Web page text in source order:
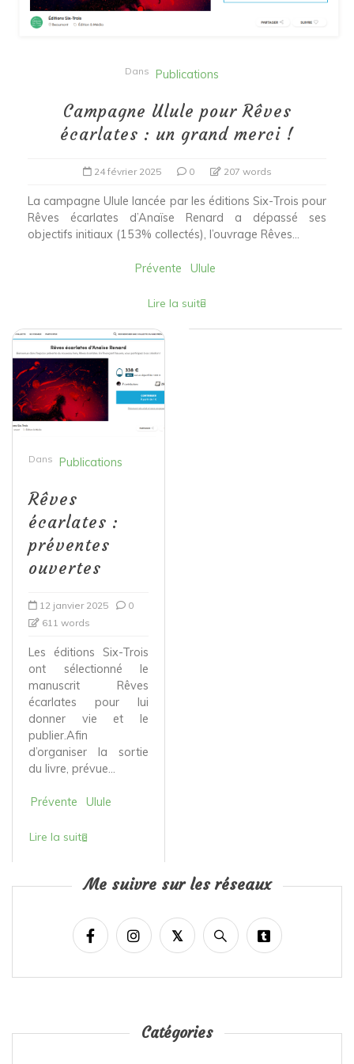
Dans Publications
Campagne Ulule pour Rêves
écarlates : un grand merci !
24 février 2025 0 207 words
La campagne Ulule lancée par les éditions Six-Trois pour
Rêves écarlates d’Anaïse Renard a dépassé ses
objectifs initiaux (153% collectés), l’ouvrage Rêves...
Prévente Ulule
Lire la suite
Dans Publications
Rêves
écarlates :
préventes
ouvertes
12 janvier 2025
0
611 words
Les éditions Six-Trois
ont sélectionné le
manuscrit Rêves
écarlates pour lui
donner vie et le
publier.Afin
d’organiser la sortie
du livre, prévue...
Prévente Ulule
Lire la suite
Me suivre sur les réseaux
Catégories